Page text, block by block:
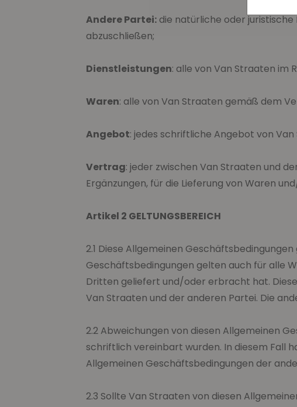
Andere Partei: die natürliche oder
abzuschließen;
Dienstleistungen: alle von Van Straaten im
Waren: alle von Van Straaten gemäß dem
Angebot: jedes schriftliche Angebot von
Vertrag: jeder zwischen Van Straaten und
Ergänzungen, für die Lieferung von Waren
Artikel 2 GELTUNGSBEREICH
2.1 Diese Allgemeinen
Geschäftsbedingungen gelten auch für alle
Dritten geliefert und/oder erbracht hat.
Van Straaten und der anderen Partei. Die
2.2 Abweichungen von diesen Allgemeinen
schriftlich vereinbart wurden. In diesem Fall
Allgemeinen Geschäftsbedingungen der
2.3 Sollte Van Straaten von diesen